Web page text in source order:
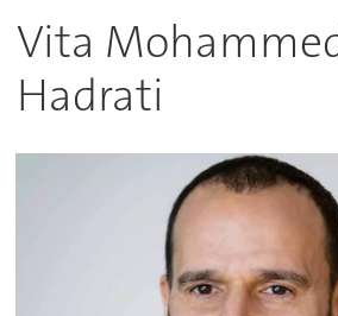
Vita
Hadrati